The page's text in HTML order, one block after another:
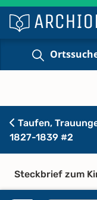
Taufen,
1827-1839 #2
Steckbrief zum